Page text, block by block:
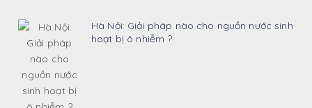
Hà Nội: Giải pháp nào cho nguồn nước sinh
hoạt bị ô nhiễm ?